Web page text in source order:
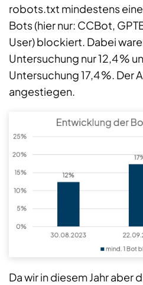
robots.txt mindestens
Bots (hier nur: CCBot,
User) blockiert. Dabei
Untersuchung nur 12,4 %
Untersuchung 17,4 %. Der
angestiegen.
Da wir in diesem Jahr aber